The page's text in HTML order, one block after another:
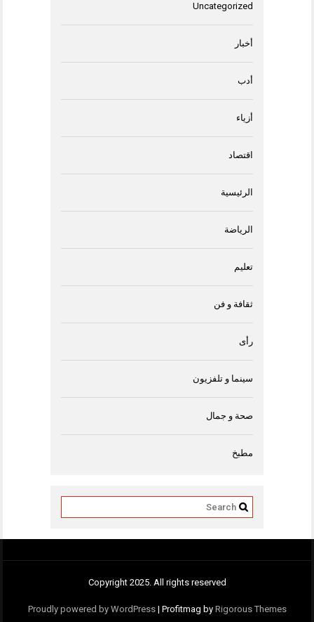
Uncategorized
أخبار
أدب
أزياء
اقتصاد
الرئيسية
الرياضة
تعليم
ثقافة و فن
رأى
سينما و تلفزيون
صحة و جمال
مطبخ
Copyright 2025. All rights reserved
Proudly powered by WordPress | Profitmag by Rigorous Themes